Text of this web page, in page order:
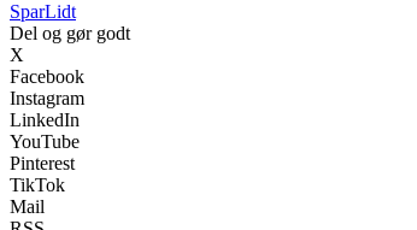
SparLidt
Del og gør godt
X
Facebook
Instagram
LinkedIn
YouTube
Pinterest
TikTok
Mail